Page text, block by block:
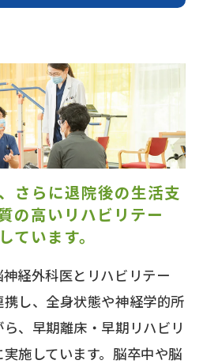
さらに退院後の生活支
の高いリハビリテー
ています。
経外科医とリハビリテー
し、全身状態や神経学的所
、早期離床・早期リハビリ
施しています。脳卒中や脳